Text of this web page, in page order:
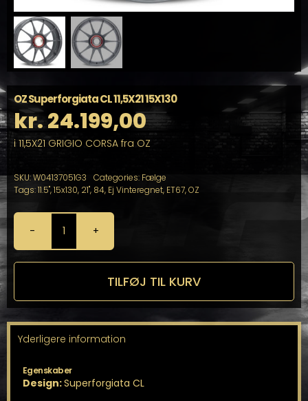
OZ Superforgiata CL 11,5X21 15X130
kr.24.199,00
i 11,5X21 GRIGIO CORSA fra OZ
SKU:W04137051G3 Categories: Fælge
Tags:11.5",15x130, 21", 84, Ej Vinteregnet, ET67,OZ
OZ
Superforgiata
CL
antal
TILFØJ TIL KURV
Yderligere information
Egenskaber
Design:Superforgiata CL